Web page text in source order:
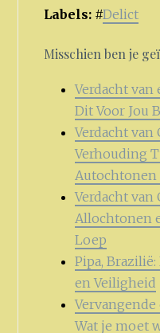
Labels: #Delict
Misschien ben je
Verdacht van
Dit Voor Jou
Verdacht
Verhouding
Autochtonen
Verdacht
Allochtonen
Loep
Pipa,
en Veiligheid
Wat je moet